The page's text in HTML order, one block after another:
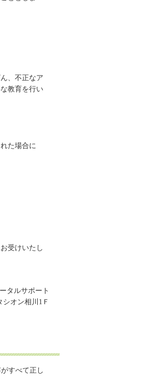
、不正なア
教育を行い
た場合に
受けいたし
タルサポート
オン相川1Ｆ
すべて正し